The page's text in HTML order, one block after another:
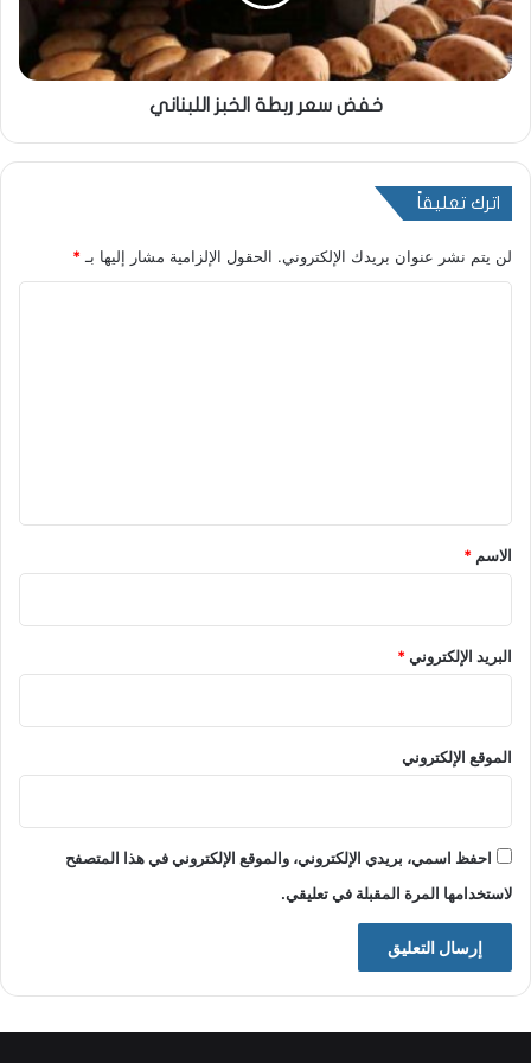
خفض سعر ربطة الخبز اللبناني
اترك تعليقاً
لن يتم نشر عنوان بريدك الإلكتروني. الحقول الإلزامية مشار إليها بـ *
*
الاسم *
البريد الإلكتروني*
الموقع الإلكتروني
احفظ اسمي، بريدي الإلكتروني، والموقع الإلكتروني في هذا المتصفح
لاستخدامها المرة المقبلة في تعليقي.